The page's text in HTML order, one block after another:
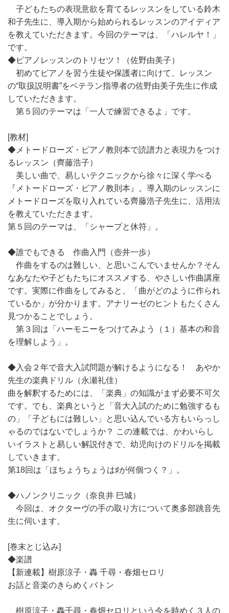
子どもたちの表現意欲を育てるレッスンをしている鈴木
和子先生に、導入期から始められるレッスンのアイディア
を教えていただきます。今回のテーマは、「ハレルヤ！」
です。
◆ピアノレッスンのトリセツ！（佐野由美子）
初めてピアノを習う生徒や保護者に向けて、レッスン
の“取扱説明書”をベテラン指導者の佐野由美子先生に作成
していただきます。
第５回のテーマは「一人で練習できるよ」です。
[教材]
◆メトードローズ・ピアノ教則本で読譜力と表現力をつけ
るレッスン（齊藤浩子）
美しい曲で、易しいテクニックから徐々に深く学べる
『メトードローズ・ピアノ教則本』。導入期のレッスンに
メトードローズを取り入れている齊藤浩子先生に、活用法
を教えていただきます。
第５回のテーマは、「シャープと休符」。
◆誰でもできる 作曲入門（壺井一歩）
作曲をするのは難しい、と思いこんでいませんか？そん
なあなたや子どもたちにオススメする、やさしい作曲講座
です。実際に作曲をしてみると、「曲がどのように作られ
ているか」が分かります。アナリーゼのヒントもたくさん
見つかることでしょう。
第３回は「ハーモニーをつけてみよう（１）基本の和音
を理解しよう」。
◆入会２年で音大入試問題が解けるようになる！ あやか
先生の楽典ドリル（永瀬礼佳）
曲を解釈するためには、「楽典」の知識がまず必要不可欠
です。でも、楽典というと「音大入試のために勉強するも
の」「子どもには難しい」と思い込んでいる方もいらっし
ゃるのではないでしょうか？ この連載では、かわいらし
いイラストと易しい解説付きで、幼児向けのドリルを掲載
していきます。
第18回は「ほちょうちょうは♯が何個つく？」。
◆ハノンクリニック（奈良井 巳城）
今回は、オクターヴの手の取り方について奥多部跳音先
生に伺います。
[巻末とじ込み]
◆楽譜
【新連載】樹原涼子・轟 千尋・春畑セロリ
お話と音楽のきらめくバトン
樹原涼子・轟千尋・春畑セロリという今を時めく３人の